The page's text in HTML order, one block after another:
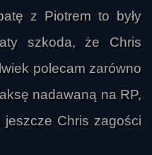
dawałby ku
Wspominał też o
oparte na błędnych
ludzkość dopiero
szukać życia poza
z Piotrem to były
szkoda, że Chris
polecam zarówno
nadawaną na RP,
Chris zagości